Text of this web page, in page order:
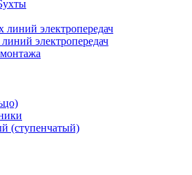
электропередач
электропередач
(ступенчатый)